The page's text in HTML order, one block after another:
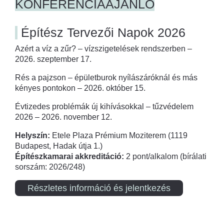
KONFERENCIAAJÁNLÓ
Építész Tervezői Napok 2026
Azért a víz a zűr? – vízszigetelések rendszerben –
2026. szeptember 17.
Rés a pajzson – épületburok nyílászáróknál és más
kényes pontokon – 2026. október 15.
Évtizedes problémák új kihívásokkal – tűzvédelem
2026 – 2026. november 12.
Helyszín: Etele Plaza Prémium Moziterem (1119
Budapest, Hadak útja 1.)
Építészkamarai akkreditáció: 2 pont/alkalom (bírálati
sorszám: 2026/248)
Részletes információ és jelentkezés